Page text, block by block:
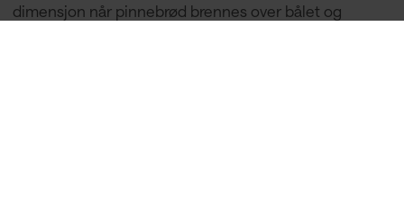
dimensjon når pinnebrød brennes over bålet og